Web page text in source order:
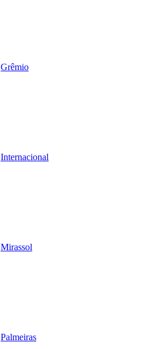
Grêmio
Internacional
Mirassol
Palmeiras